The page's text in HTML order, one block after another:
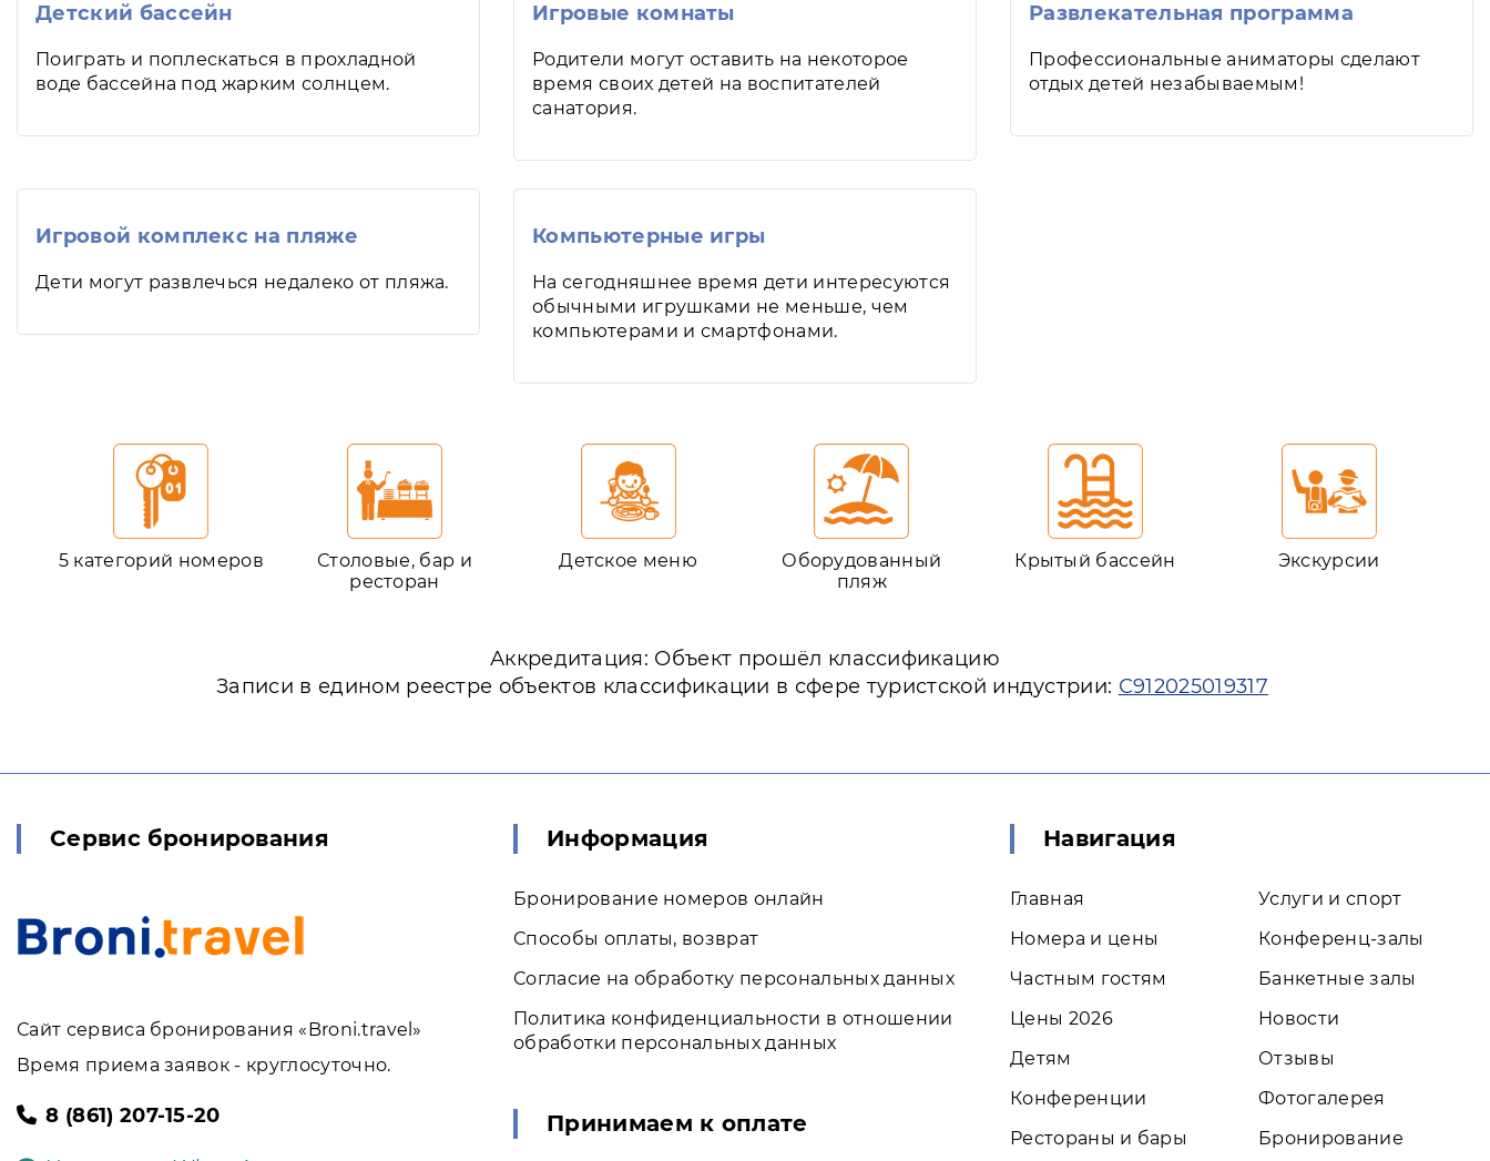
Детский бассейн
Поиграть и поплескаться в прохладной
воде бассейна под жарким солнцем.
Игровые комнаты
Родители могут оставить на некоторое
время своих детей на воспитателей
санатория.
Развлекательная программа
Профессиональные аниматоры сделают
отдых детей незабываемым!
Игровой комплекс на пляже
Дети могут развлечься недалеко от пляжа.
Компьютерные игры
На сегодняшнее время дети интересуются
обычными игрушками не меньше, чем
компьютерами и смартфонами.
5 категорий номеров
Столовые, бар и
ресторан
Детское меню
Оборудованный
пляж
Крытый бассейн Экскурсии
Аккредитация: Объект прошёл классификацию
Записи в едином реестре объектов классификации в сфере туристской индустрии: С912025019317
Сервис бронирования
Сайт сервиса бронирования «Broni.travel»
Время приема заявок - круглосуточно.
8 (861) 207-15-20
Информация
Бронирование номеров онлайн
Способы оплаты, возврат
Согласие на обработку персональных данных
Политика конфиденциальности в отношении
обработки персональных данных
Принимаем к оплате
Навигация
Главная
Номера и цены
Частным гостям
Цены 2026
Детям
Конференции
Рестораны и бары
Услуги и спорт
Конференц-залы
Банкетные залы
Новости
Отзывы
Фотогалерея
Бронирование